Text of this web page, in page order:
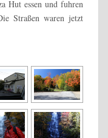
Hut essen und fuhren
Straßen waren jetzt